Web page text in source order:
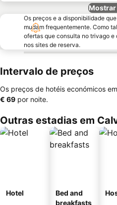
Mostrar
Os preços e a disponibilidade
mudam frequentemente. Como
ofertas que consulta no trivago
nos sites de reserva.
Intervalo de preços
Os preços de hotéis económicos
‎€ 69 por noite.
Outras estadias em
Hotel
Bed and
breakfasts